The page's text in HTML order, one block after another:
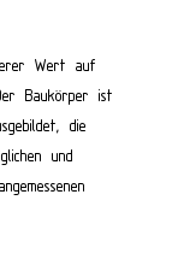
Wert auf
Baukörper ist
die
und